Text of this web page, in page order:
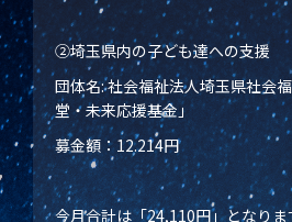
②埼玉県内の子ども達への支援
団体名: 社会福祉法人埼玉県社会
堂・未来応援基金」
募金額：12.214円
今月合計は「24,110円」となりま